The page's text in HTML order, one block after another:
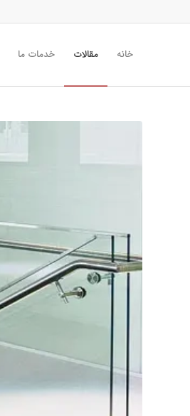
خانه مقالات خدمات ما